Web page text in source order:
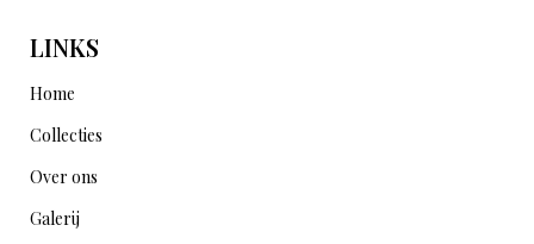
LINKS
Home
Collecties
Over ons
Galerij